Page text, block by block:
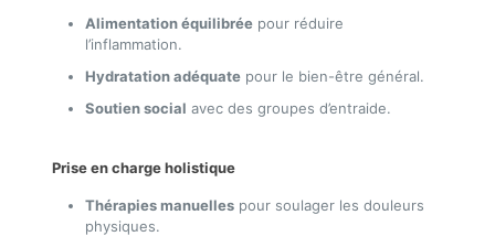
Alimentation équilibréepour réduire
l’inflammation.
Hydratation adéquatepour le bien-être général.
Soutien social avec des groupes d’entraide.
Prise en charge holistique
Thérapies manuellespour soulager les douleurs
physiques.